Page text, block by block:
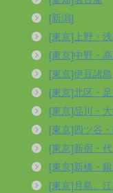
[新潟]
[東京]上野・
[東京]中野・
[東京]伊豆諸島
[東京]北区・
[東京]品川・
[東京]四ツ谷
[東京]新宿・
[東京]新橋・
[東京]月島、